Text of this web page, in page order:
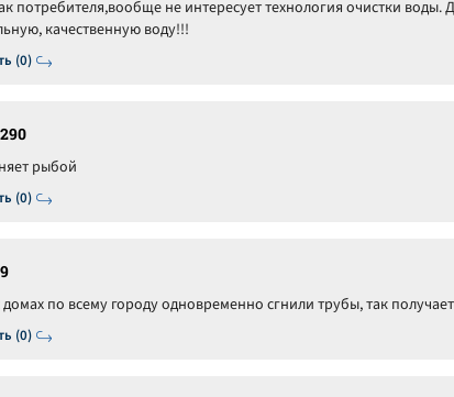
(0)
потребителя,вообще не интересует технология очистки воды.
качественную воду!!!
(0)
рыбой
(0)
домах по всему городу одновременно сгнили трубы, так